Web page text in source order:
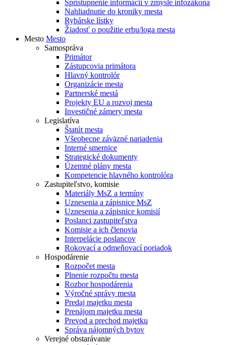
Sprístupnenie informácií v zmysle infozákona
Nahliadnutie do kroniky mesta
Rybárske lístky
Žiadosť o použitie erbu/loga mesta
Mesto Mesto
Samospráva
Primátor
Zástupcovia primátora
Hlavný kontrolór
Organizácie mesta
Partnerské mestá
Projekty EU a rozvoj mesta
Investičné zámery mesta
Legislatíva
Štatút mesta
Všeobecne záväzné nariadenia
Interné smernice
Strategické dokumenty
Územné plány mesta
Kompetencie hlavného kontrolóra
Zastupiteľstvo, komisie
Materiály MsZ a termíny
Uznesenia a zápisnice MsZ
Uznesenia a zápisnice komisií
Poslanci zastupiteľstva
Komisie a ich členovia
Interpelácie poslancov
Rokovací a odmeňovací poriadok
Hospodárenie
Rozpočet mesta
Plnenie rozpočtu mesta
Rozbor hospodárenia
Výročné správy mesta
Predaj majetku mesta
Prenájom majetku mesta
Prevod a prechod majetku
Správa nájomných bytov
Verejné obstarávanie